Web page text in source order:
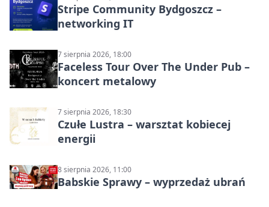
Stripe Community Bydgoszcz –
networking IT
7 sierpnia 2026, 18:00
Faceless Tour Over The Under Pub –
koncert metalowy
7 sierpnia 2026, 18:30
Czułe Lustra – warsztat kobiecej
energii
8 sierpnia 2026, 11:00
Babskie Sprawy – wyprzedaż ubrań